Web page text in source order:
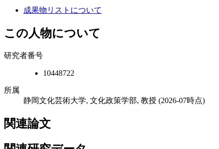
成果物リストについて
この人物について
研究者番号
10448722
所属
静岡文化芸術大学, 文化政策学部, 教授 (2026-07時点)
関連論文